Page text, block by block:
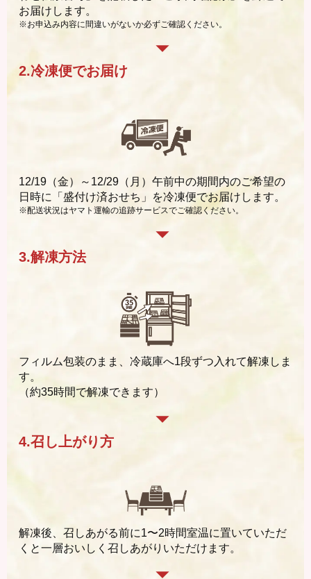
お届けします。
※お申込み内容に間違いがないか必ずご確認ください。
2.冷凍便でお届け
12/19（金）～12/29（月）午前中の期間内のご希望の
日時に「盛付け済おせち」を冷凍便でお届けします。
※配送状況はヤマト運輸の追跡サービスでご確認ください。
3.解凍方法
フィルム包装のまま、冷蔵庫へ1段ずつ入れて解凍しま
す。
（約35時間で解凍できます）
4.召し上がり方
解凍後、召しあがる前に1〜2時間室温に置いていただ
くと一層おいしく召しあがりいただけます。